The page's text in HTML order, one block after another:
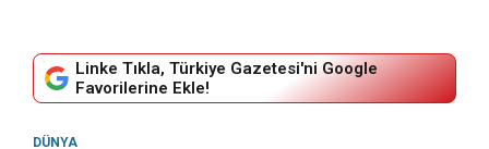
Linke Tıkla, Türkiye Gazetesi'ni Google
Favorilerine Ekle!
DÜNYA